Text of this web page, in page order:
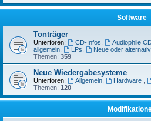
Software
Tonträger
Unterforen: CD-Infos Audiophile
allgemein
LPs Neue oder
Themen: 359
Neue Wiedergabesysteme
Unterforen: Allgemein, Hardware
Themen: 120